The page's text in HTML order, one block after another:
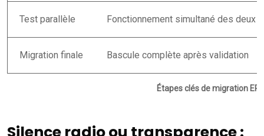
Étapes clés de migration
Test parallèle Fonctionnement simultané des deux
Migration finale Bascule complète après validation